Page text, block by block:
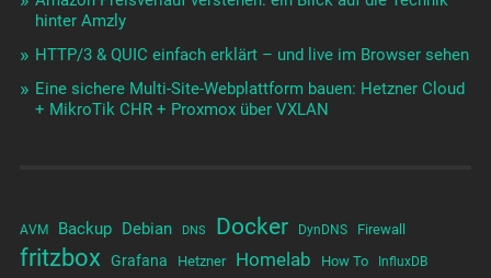
hinter Amzly
HTTP/3 & QUIC einfach erklärt – und live im Browser sehen
Eine sichere Multi-Site-Webplattform bauen: Hetzner Cloud
+ MikroTik CHR + Proxmox über VXLAN
AVM Backup Debian DNS Docker DynDNS Firewall
fritzbox Grafana Hetzner Homelab How To InfluxDB